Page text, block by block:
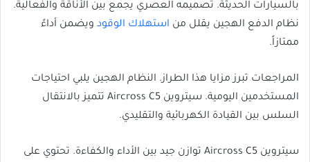
بالسيارات الحديثة. تصميمه العصري يجمع بين الأناقة والفعالية.
نظام الدفع الهجين يقلل من استهلاك الوقود ويضمن أداءً
ممتازاً.
المراجعات تبرز مزايا هذا الطراز. النظام الهجين يلبي احتياجات
المستخدمين اليومية. سيتروين Aircross C5 تتميز بالانتقال
السلس بين القيادة الكهربائية والتقليدي.
سيتروين Aircross C5 توازن جيد بين الأداء والكفاءة. تحتوي على